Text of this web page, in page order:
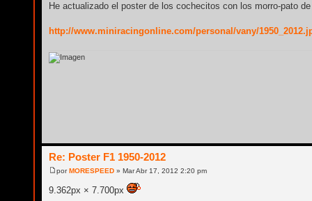
He actualizado el poster de los cochecitos con los morro-pato
http://www.miniracingonline.com/personal/vany/
Re: Poster F1 1950-2012
porMORESPEED » Mar Abr 17, 2012 2:20 pm
9.362px × 7.700px